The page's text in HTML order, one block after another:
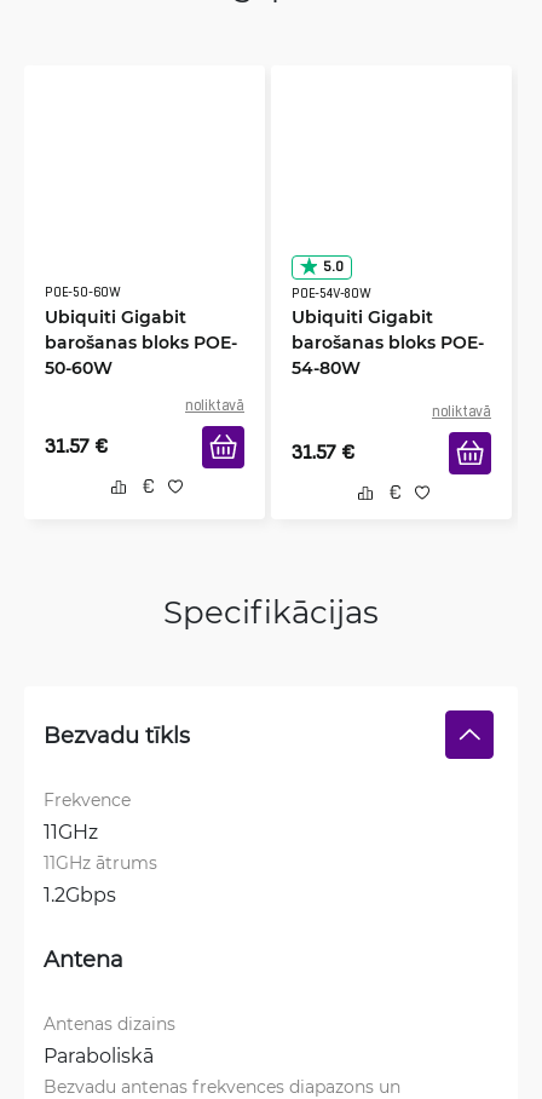
POE-50-60W
Ubiquiti Gigabit
barošanas bloks POE-
50-60W
noliktavā
31.57 €
5.0
POE-54V-80W
Ubiquiti Gigabit
barošanas bloks POE-
54-80W
noliktavā
31.57 €
Specifikācijas
Bezvadu tīkls
Frekvence
11GHz
11GHz ātrums
1.2Gbps
Antena
Antenas dizains
Paraboliskā
Bezvadu antenas frekvences diapazons un